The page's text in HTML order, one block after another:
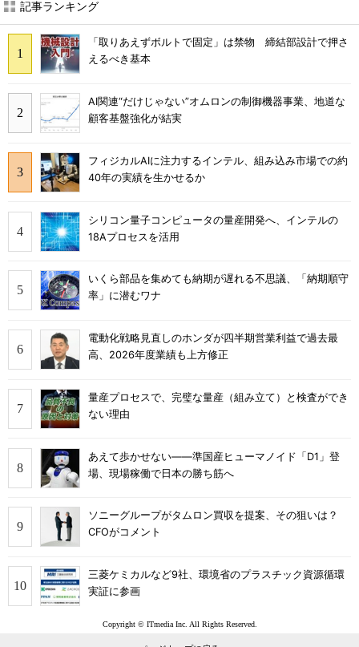
記事ランキング
「取りあえずボルトで固定」は禁物 締結部設計で押さ
えるべき基本
AI関連“だけじゃない”オムロンの制御機器事業、地道な
顧客基盤強化が結実
フィジカルAIに注力するインテル、組み込み市場での約
40年の実績を生かせるか
シリコン量子コンピュータの量産開発へ、インテルの
18Aプロセスを活用
いくら部品を集めても納期が遅れる不思議、「納期順守
率」に潜むワナ
電動化戦略見直しのホンダが四半期営業利益で過去最
高、2026年度業績も上方修正
量産プロセスで、完璧な量産（組み立て）と検査ができ
ない理由
あえて歩かせない――準国産ヒューマノイド「D1」登
場、現場稼働で日本の勝ち筋へ
ソニーグループがタムロン買収を提案、その狙いは？
CFOがコメント
三菱ケミカルなど9社、環境省のプラスチック資源循環
実証に参画
Copyright © ITmedia Inc. All Rights Reserved.